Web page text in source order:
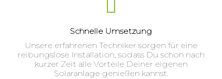
Schnelle Umsetzung
Unsere erfahrenen Techniker sorgen für eine
reibungslose Installation, sodass Du schon nach
kurzer Zeit alle Vorteile Deiner eigenen
Solaranlage genießen kannst.